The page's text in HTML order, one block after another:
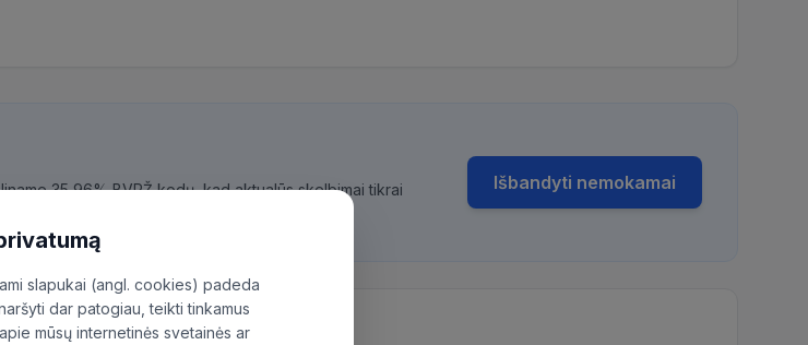
35,96% BVPŽ kodų, kad aktualūs skelbimai tikrai
Išbandyti nemokamai
slapukai (angl. cookies) padeda
dar patogiau, teikti tinkamus
mūsų internetinės svetainės ar